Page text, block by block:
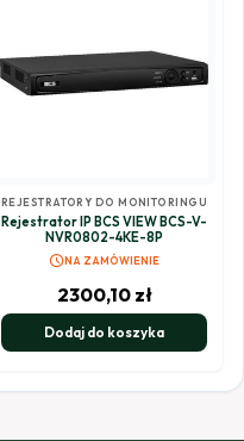
REJESTRATORY DO MONITORINGU
Rejestrator IP BCS VIEW BCS-V-
NVR0802-4KE-8P
scheduleNA ZAMÓWIENIE
2300,10 zł
Dodaj do koszyka